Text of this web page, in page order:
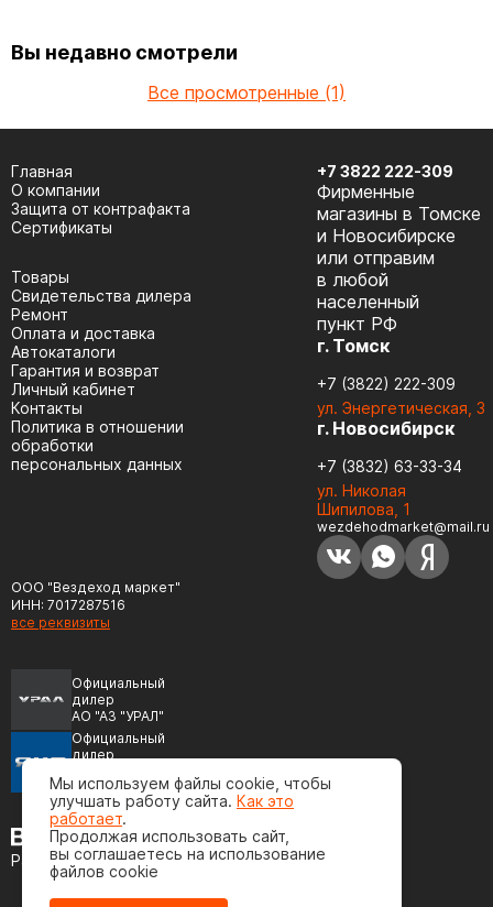
Вы недавно смотрели
Все просмотренные (1)
ООО "Вездеход маркет"
ИНН: 7017287516
все реквизиты
Официальный
дилер
АО "АЗ "УРАЛ"
Официальный
дилер
(ЯМЗ)
Разработка сайта
Главная
О компании
Защита от контрафакта
Сертификаты
Товары
Cвидетельства дилера
Ремонт
Оплата и доставка
Автокаталоги
Гарантия и возврат
Личный кабинет
Контакты
Политика в отношении
обработки
персональных данных
+7 3822 222-309
Фирменные
магазины в Томске
и Новосибирске
или отправим
в любой
населенный
пункт РФ
г. Томск
+7 (3822) 222-309
ул. Энергетическая, 3
г. Новосибирск
+7 (3832) 63-33-34
ул. Николая
Шипилова, 1
wezdehodmarket@mail.ru
Мы используем файлы cookie, чтобы
улучшать работу сайта. Как это
работает.
Продолжая использовать сайт,
вы соглашаетесь на использование
файлов cookie